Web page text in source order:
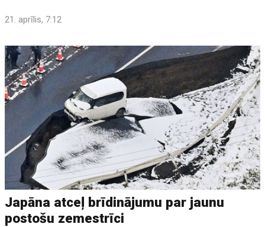
21. aprīlis, 7:12
Japāna atceļ brīdinājumu par jaunu
postošu zemestrīci